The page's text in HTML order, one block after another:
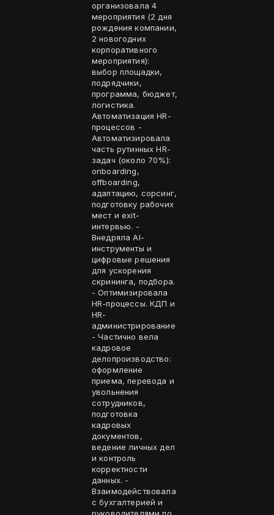
организовала 4
мероприятия (2 дня
рождения компании,
2 новогодних
корпоративного
мероприятия):
выбор площадки,
подрядчики,
программа, бюджет,
логистика.
Автоматизация HR-
процессов -
Автоматизировала
часть рутинных HR-
задач (около 70%):
onboarding,
offboarding,
адаптацию, сорсинг,
подготовку рабочих
мест и exit-
интервью. -
Внедряла AI-
инструменты и
цифровые решения
для ускорения
скрининга, подбора.
- Оптимизировала
HR-процессы. КДП и
HR-
администрирование
- Частично вела
кадровое
делопроизводство:
оформление
приема, перевода и
увольнения
сотрудников,
подготовка
кадровых
документов,
ведение личных дел
и контроль
корректности
данных. -
Взаимодействовала
с бухгалтерией и